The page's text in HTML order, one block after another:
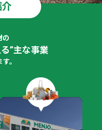
の
”主な事業
。